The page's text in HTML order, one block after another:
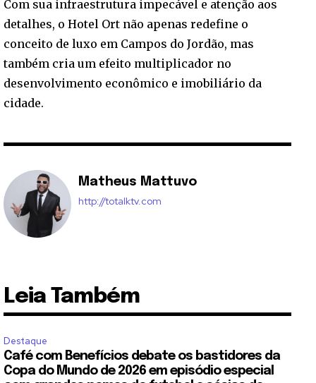
Com sua infraestrutura impecável e atenção aos
detalhes, o Hotel Ort não apenas redefine o
conceito de luxo em Campos do Jordão, mas
também cria um efeito multiplicador no
desenvolvimento econômico e imobiliário da
cidade.
Matheus Mattuvo
http://totalktv.com
Leia Também
Destaque
Café com Benefícios debate os bastidores da
Copa do Mundo de 2026 em episódio especial